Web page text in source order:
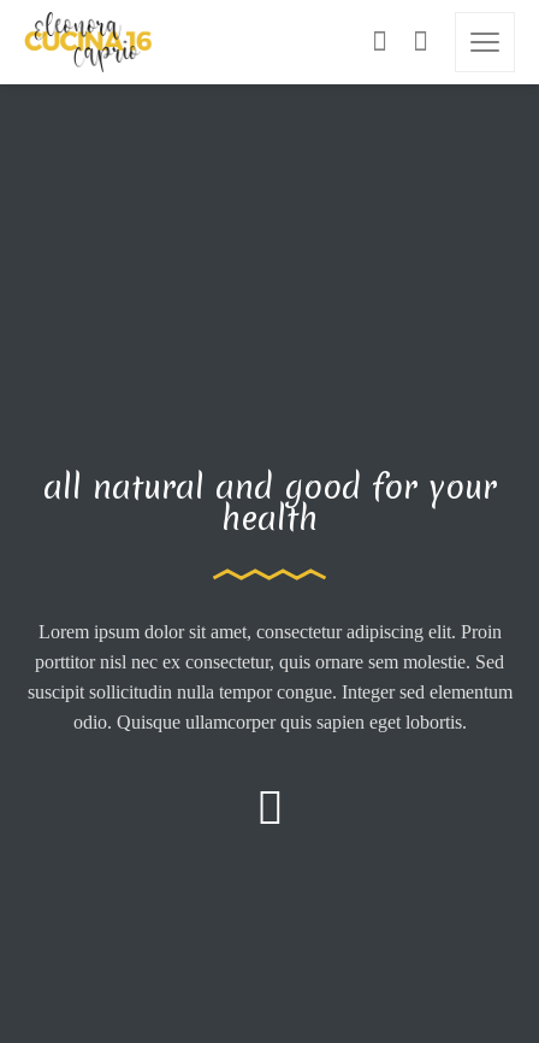
all natural and good for your
health
Lorem ipsum dolor sit amet, consectetur adipiscing elit. Proin
porttitor nisl nec ex consectetur, quis ornare sem molestie. Sed
suscipit sollicitudin nulla tempor congue. Integer sed elementum
odio. Quisque ullamcorper quis sapien eget lobortis.